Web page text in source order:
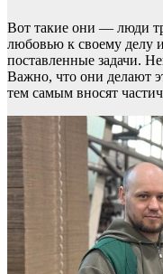
Вот такие они — люди
любовью к своему делу
поставленные задачи.
Важно, что они делают
тем самым вносят